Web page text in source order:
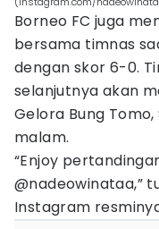
Borneo FC juga
bersama timnas
dengan skor 6-0.
selanjutnya akan
Gelora Bung
malam.
“Enjoy
@nadeowinataa,”
Instagram